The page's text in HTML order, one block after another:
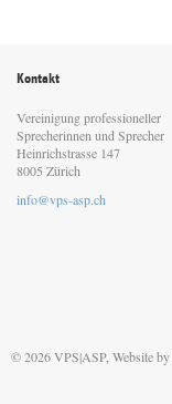
Kontakt
Vereinigung professioneller
Sprecherinnen und Sprecher
Heinrichstrasse 147
8005 Zürich
info@vps-asp.ch
© 2026 VPS|ASP, Website by